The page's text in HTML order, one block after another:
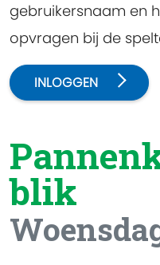
gebruikersnaam en
opvragen bij de
INLOGGEN
blik